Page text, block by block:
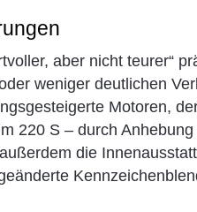
aber nicht teurer“
weniger deutlichen
Motoren,
220 S – durch
die